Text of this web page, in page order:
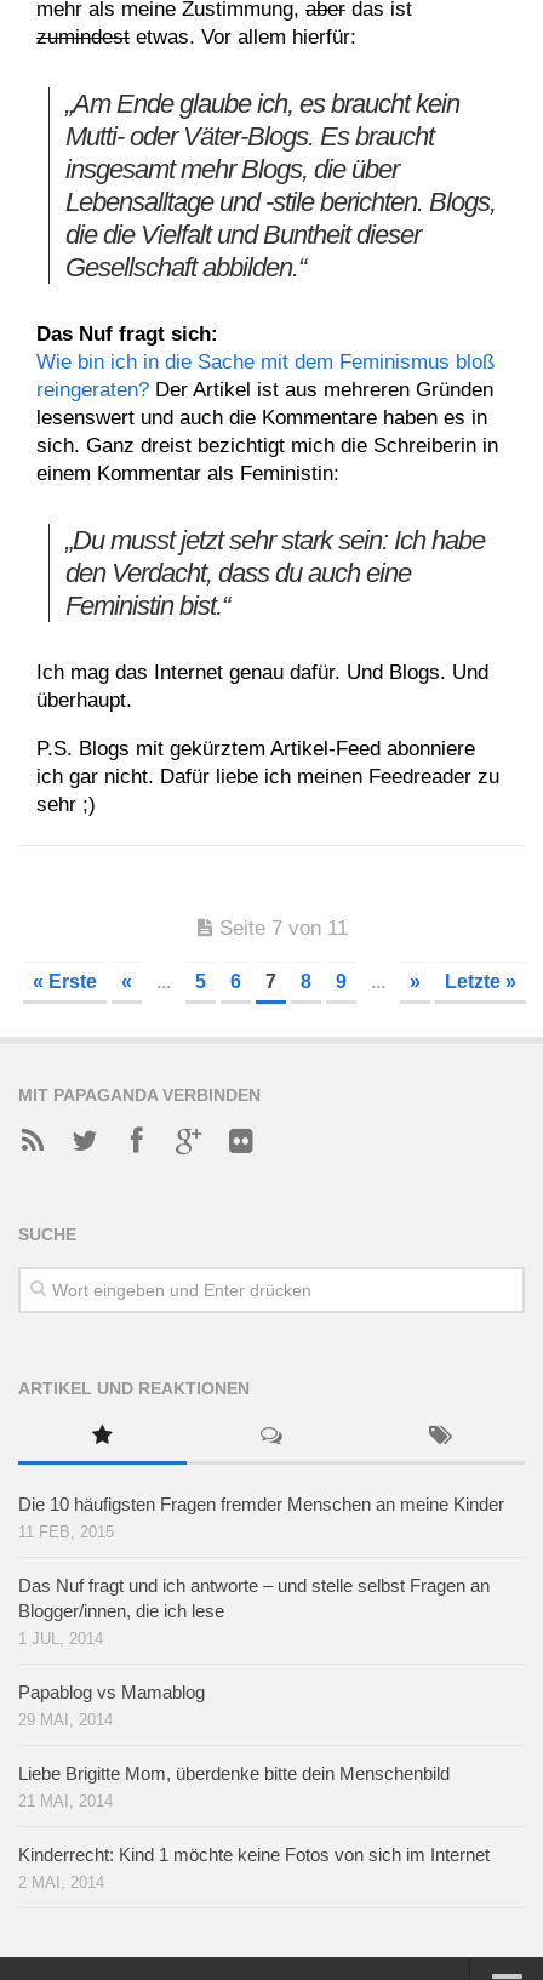
mehr als meine Zustimmung, aber das ist
zumindest etwas. Vor allem hierfür:
„Am Ende glaube ich, es braucht kein
Mutti- oder Väter-Blogs. Es braucht
insgesamt mehr Blogs, die über
Lebensalltage und -stile berichten. Blogs,
die die Vielfalt und Buntheit dieser
Gesellschaft abbilden.“
Das Nuf fragt sich:
Wie bin ich in die Sache mit dem Feminismus bloß
reingeraten? Der Artikel ist aus mehreren Gründen
lesenswert und auch die Kommentare haben es in
sich. Ganz dreist bezichtigt mich die Schreiberin in
einem Kommentar als Feministin:
„Du musst jetzt sehr stark sein: Ich habe
den Verdacht, dass du auch eine
Feministin bist.“
Ich mag das Internet genau dafür. Und Blogs. Und
überhaupt.
P.S. Blogs mit gekürztem Artikel-Feed abonniere
ich gar nicht. Dafür liebe ich meinen Feedreader zu
sehr ;)
Seite 7 von 11
« Erste « ... 5 6 7 8 9 ... » Letzte »
MIT PAPAGANDA VERBINDEN
SUCHE
ARTIKEL UND REAKTIONEN
Die 10 häufigsten Fragen fremder Menschen an meine Kinder
11 FEB, 2015
Das Nuf fragt und ich antworte – und stelle selbst Fragen an
Blogger/innen, die ich lese
1 JUL, 2014
Papablog vs Mamablog
29 MAI, 2014
Liebe Brigitte Mom, überdenke bitte dein Menschenbild
21 MAI, 2014
Kinderrecht: Kind 1 möchte keine Fotos von sich im Internet
2 MAI, 2014